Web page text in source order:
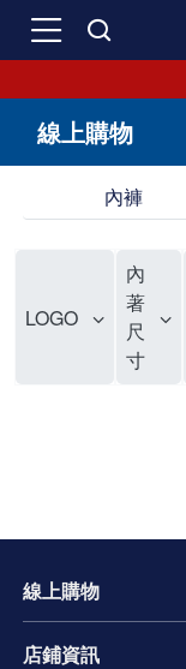
線上購物
內褲
LOGO
內
著
尺
寸
線上購物
店鋪資訊